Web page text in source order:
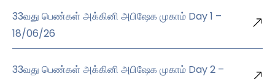
33வது பெண்கள் அக்கினி அபிஷேக முகாம் Day 1 –
18/06/26
33வது பெண்கள் அக்கினி அபிஷேக முகாம் Day 2 –